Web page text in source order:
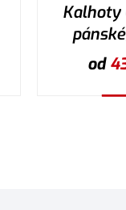
Kalhoty
od